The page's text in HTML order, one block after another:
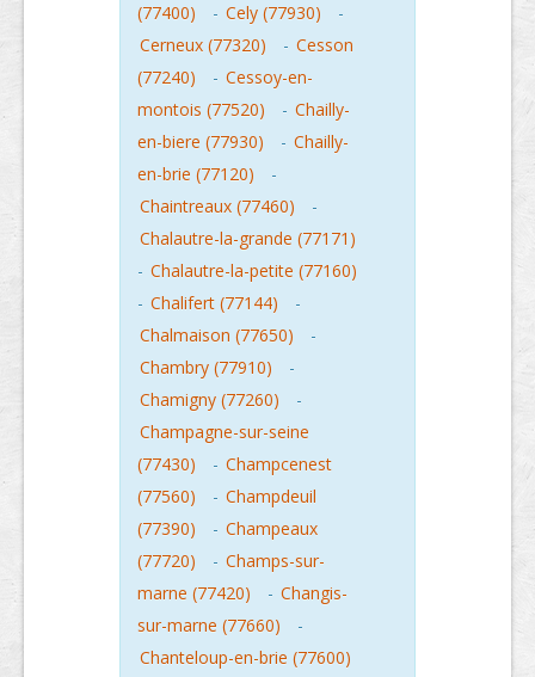
(77400)
- Cely (77930)
-
Cerneux (77320)
- Cesson
(77240)
- Cessoy-en-
montois (77520)
- Chailly-
en-biere (77930)
- Chailly-
en-brie (77120)
-
Chaintreaux (77460)
-
Chalautre-la-grande (77171)
- Chalautre-la-petite (77160)
- Chalifert (77144)
-
Chalmaison (77650)
-
Chambry (77910)
-
Chamigny (77260)
-
Champagne-sur-seine
(77430)
- Champcenest
(77560)
- Champdeuil
(77390)
- Champeaux
(77720)
- Champs-sur-
marne (77420)
- Changis-
sur-marne (77660)
-
Chanteloup-en-brie (77600)